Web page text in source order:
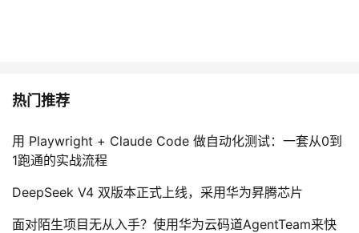
热门推荐
用 Playwright + Claude Code 做自动化测试：一套从0到
1跑通的实战流程
DeepSeek V4 双版本正式上线，采用华为昇腾芯片
面对陌生项目无从入手？使用华为云码道AgentTeam来快